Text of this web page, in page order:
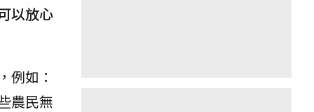
以放心
例如：
農民無